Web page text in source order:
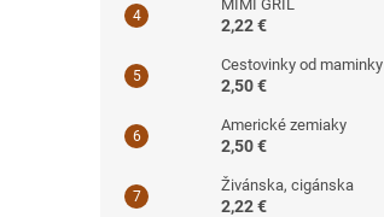
MIMI GRIL
2,22 €
Cestovinky od maminky
2,50 €
Americké zemiaky
2,50 €
Živánska, cigánska
2,22 €